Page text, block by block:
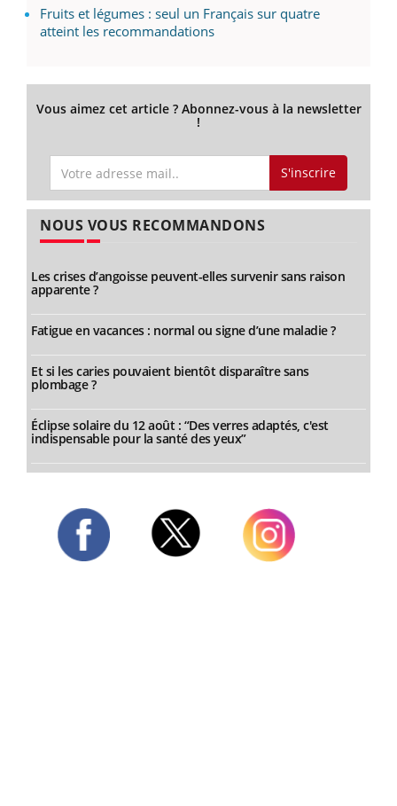
Fruits et légumes : seul un Français sur quatre
atteint les recommandations
Vous aimez cet article ? Abonnez-vous à la newsletter
!
S'inscrire
NOUS VOUS RECOMMANDONS
Les crises d’angoisse peuvent-elles survenir sans raison
apparente ?
Fatigue en vacances : normal ou signe d’une maladie ?
Et si les caries pouvaient bientôt disparaître sans
plombage ?
Éclipse solaire du 12 août : “Des verres adaptés, c'est
indispensable pour la santé des yeux”